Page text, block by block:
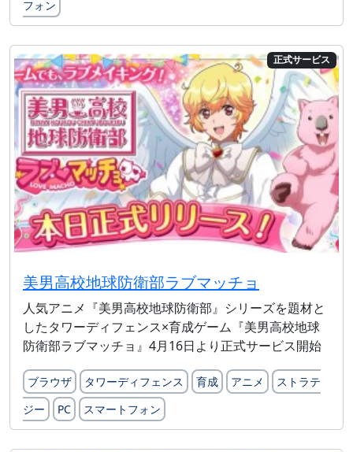
フォン
正式サービス
美男高校地球防衛部ラブマッチョ
人気アニメ『美男高校地球防衛部』シリーズを題材と
したタワーディフェンス×育成ゲーム『美男高校地球
防衛部ラブマッチョ』4月16日より正式サービス開始
ブラウザ タワーディフェンス 育成 アニメ
ストラテ
ジー
PC スマートフォン